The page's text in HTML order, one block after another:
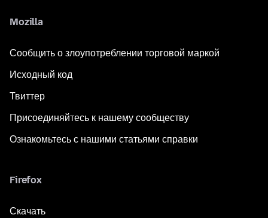
Mozilla
Сообщить о злоупотреблении торговой маркой
Исходный код
Твиттер
Присоединяйтесь к нашему сообществу
Ознакомьтесь с нашими статьями справки
Firefox
Скачать